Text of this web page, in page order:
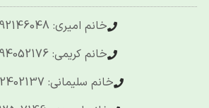
خانم امیری: 09192146048
خانم کریمی: 09194052176
خانم سلیمانی: 09192402137